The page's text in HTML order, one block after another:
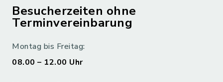
Besucherzeiten ohne
Terminvereinbarung
Montag bis Freitag:
08.00 – 12.00 Uhr